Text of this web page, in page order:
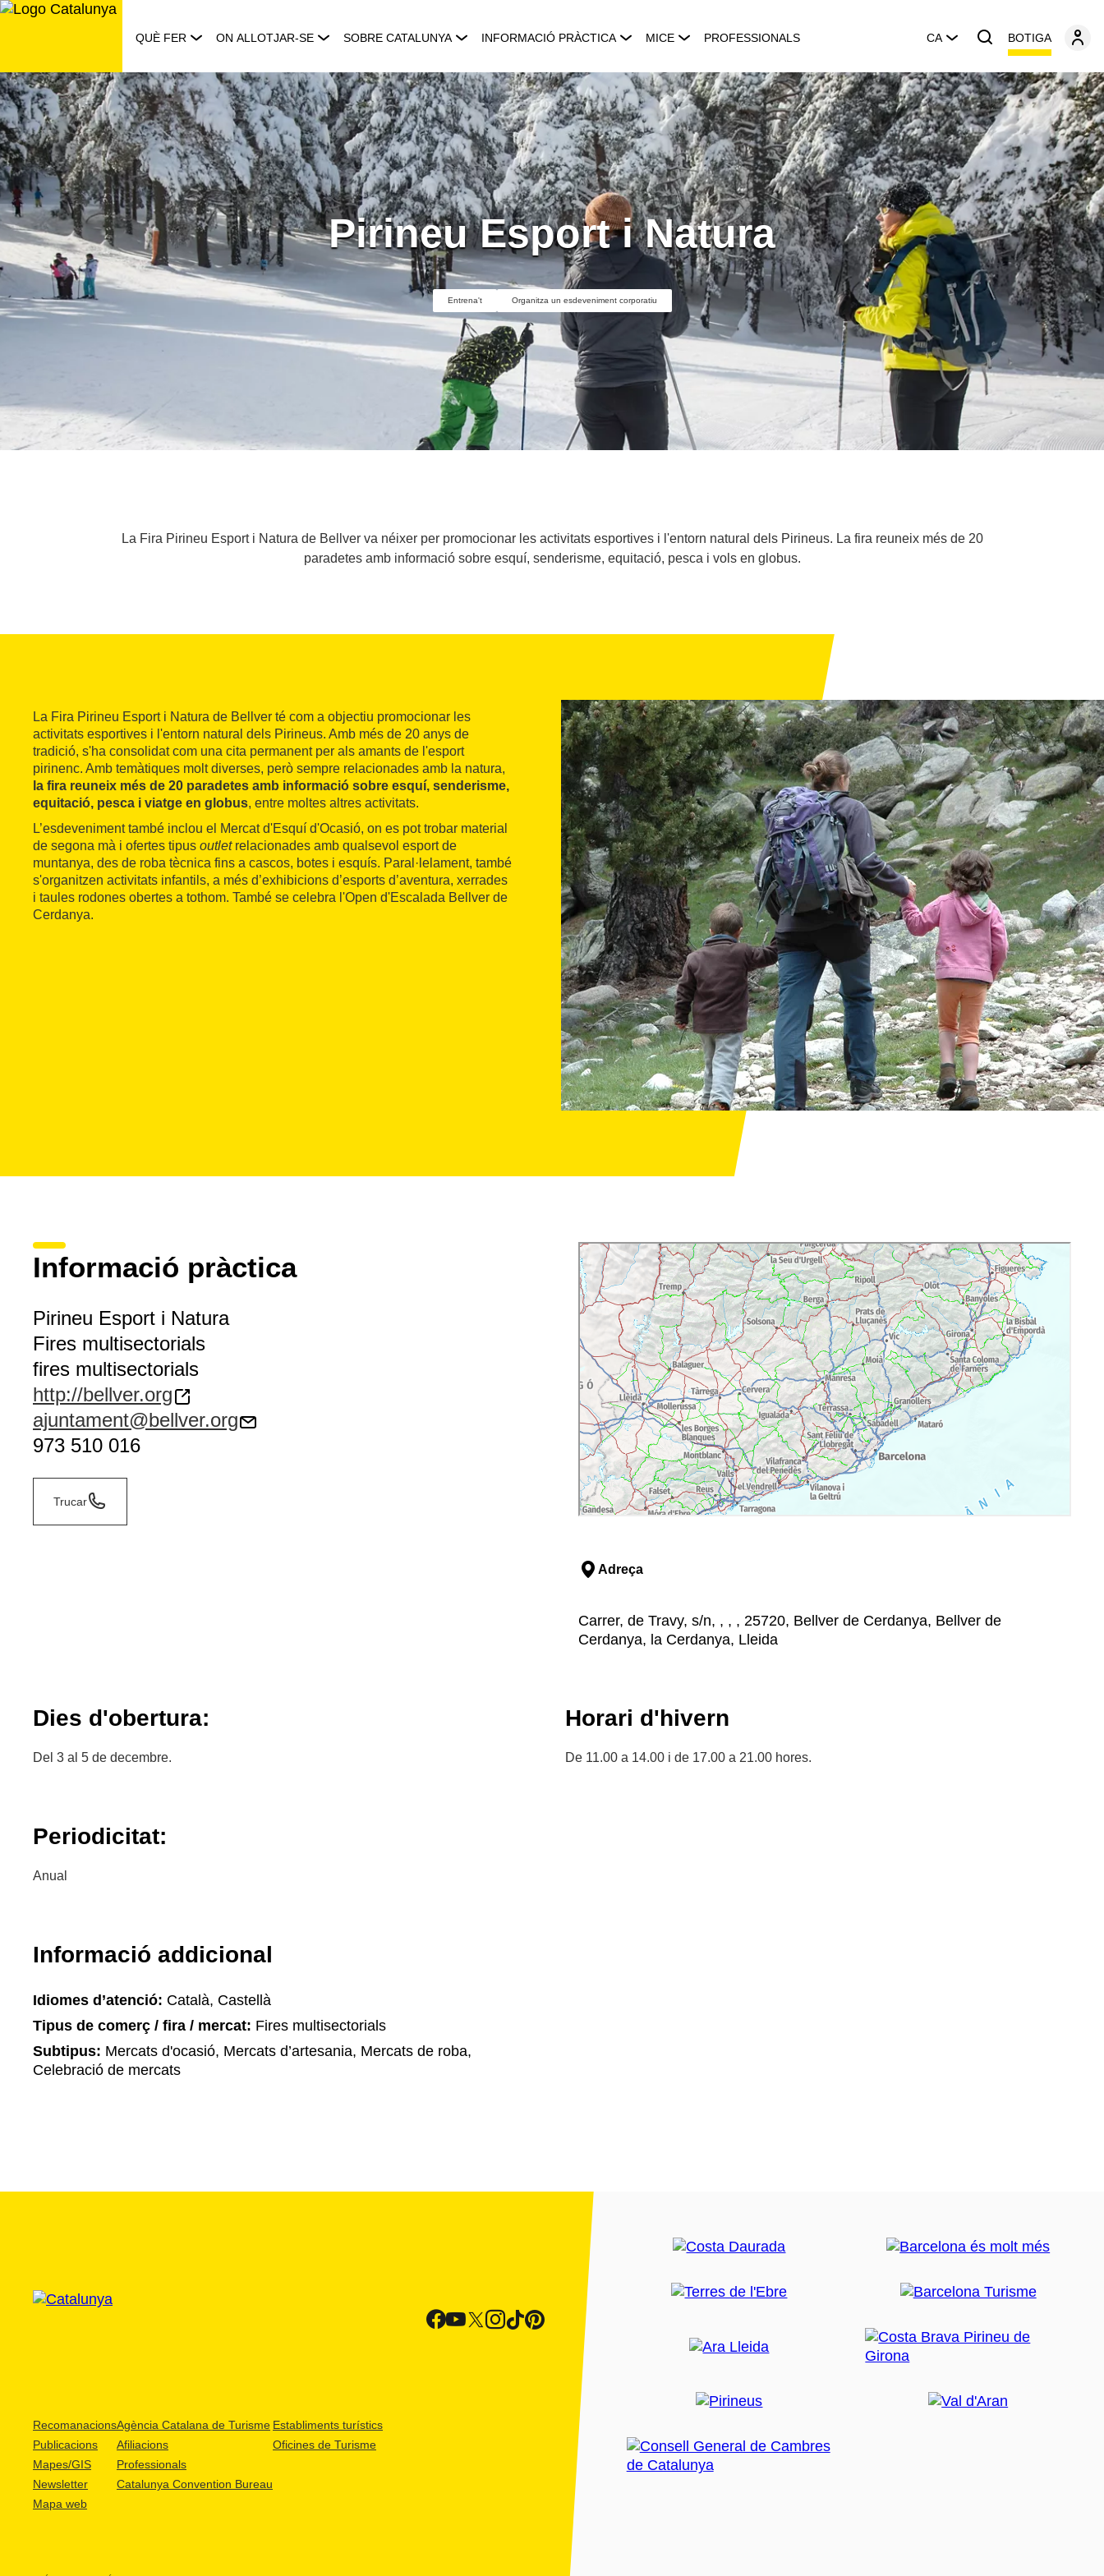
Saltar
QUÈ FER ON ALLOTJAR-SE SOBRE CATALUNYA INFORMACIÓ PRÀCTICA MICE PROFESSIONALS CA BOTIGA
Pirineu Esport i Natura
Entrena't Organitza un esdeveniment corporatiu
La Fira Pirineu Esport i Natura de Bellver va néixer per promocionar les activitats esportives i l'entorn natural dels Pirineus. La fira reuneix més de 20
paradetes amb informació sobre esquí, senderisme, equitació, pesca i vols en globus.
La Fira Pirineu Esport i Natura de Bellver té com a objectiu promocionar les
activitats esportives i l'entorn natural dels Pirineus. Amb més de 20 anys de
tradició, s'ha consolidat com una cita permanent per als amants de l'esport
pirinenc. Amb temàtiques molt diverses, però sempre relacionades amb la natura,
la fira reuneix més de 20 paradetes amb informació sobre esquí, senderisme,
equitació, pesca i viatge en globus, entre moltes altres activitats.
L’esdeveniment també inclou el Mercat d'Esquí d'Ocasió, on es pot trobar material
de segona mà i ofertes tipus outletrelacionades amb qualsevol esport de
muntanya, des de roba tècnica fins a cascos, botes i esquís. Paral·lelament, també
s'organitzen activitats infantils, a més d’exhibicions d’esports d’aventura, xerrades
i taules rodones obertes a tothom. També se celebra l'Open d'Escalada Bellver de
Cerdanya.
Informació pràctica
Pirineu Esport i Natura
Fires multisectorials
fires multisectorials
http://bellver.org
ajuntament@bellver.org
973 510 016
Trucar
Adreça
Carrer, de Travy, s/n, , , , 25720, Bellver de Cerdanya, Bellver de
Cerdanya, la Cerdanya, Lleida
Dies d'obertura:
Del 3 al 5 de decembre.
Horari d'hivern
De 11.00 a 14.00 i de 17.00 a 21.00 hores.
Periodicitat:
Anual
Informació addicional
Idiomes d’atenció: Català, Castellà
Tipus de comerç / fira / mercat: Fires multisectorials
Subtipus: Mercats d'ocasió, Mercats d’artesania, Mercats de roba,
Celebració de mercats
Recomanacions
Publicacions
Mapes/GIS
Newsletter
Mapa web
Agència Catalana de Turisme
Afiliacions
Professionals
Catalunya Convention Bureau
Establiments turístics
Oficines de Turisme